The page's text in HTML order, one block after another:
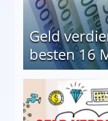
Geld
besten 16